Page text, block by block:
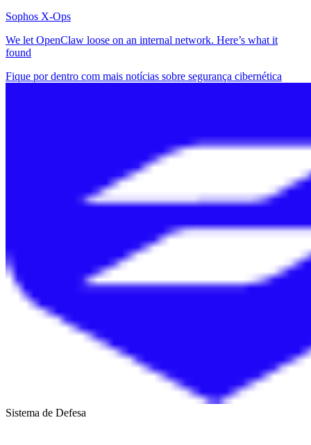
Sophos X-Ops
We let OpenClaw loose on an internal network. Here’s what it
found
Fique por dentro com mais notícias sobre segurança cibernética
Sistema de Defesa